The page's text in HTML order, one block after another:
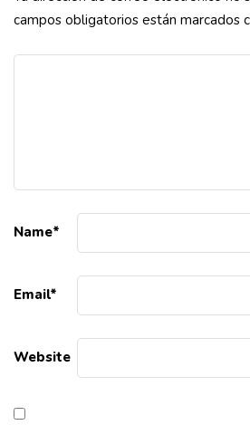
campos obligatorios están marcados
Name*
Email*
Website